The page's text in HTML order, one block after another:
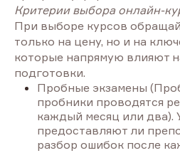
Критерии выбора онлайн-
При выборе курсов
только на цену, но и на
которые напрямую влияют
подготовки.
Пробные экзамены
пробники проводятся
каждый месяц или два).
предоставляют ли
разбор ошибок после